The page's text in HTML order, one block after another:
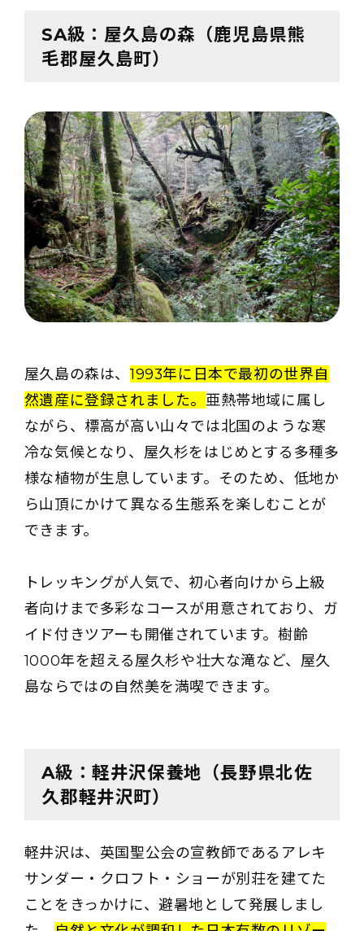
SA級：屋久島の森（鹿児島県熊
毛郡屋久島町）
屋久島の森は、1993年に日本で最初の世界自
然遺産に登録されました。 亜熱帯地域に属し
ながら、標高が高い山々では北国のような寒
冷な気候となり、屋久杉をはじめとする多種多
様な植物が生息しています。そのため、低地か
ら山頂にかけて異なる生態系を楽しむことが
できます。
トレッキングが人気で、初心者向けから上級
者向けまで多彩なコースが用意されており、ガ
イド付きツアーも開催されています。樹齢
1000年を超える屋久杉や壮大な滝など、屋久
島ならではの自然美を満喫できます。
A級：軽井沢保養地（長野県北佐
久郡軽井沢町）
軽井沢は、英国聖公会の宣教師であるアレキ
サンダー・クロフト・ショーが別荘を建てた
ことをきっかけに、避暑地として発展しまし